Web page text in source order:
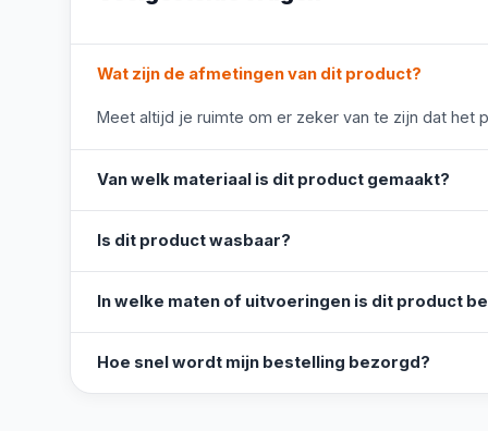
Wat zijn de afmetingen van dit product?
Meet altijd je ruimte om er zeker van te zijn dat het
Van welk materiaal is dit product gemaakt?
Is dit product wasbaar?
In welke maten of uitvoeringen is dit product
Hoe snel wordt mijn bestelling bezorgd?